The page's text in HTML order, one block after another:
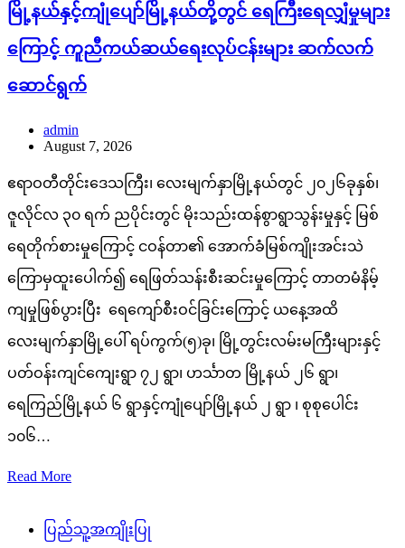
မြို့နယ်နှင့်ကျုံပျော်မြို့နယ်တို့တွင် ရေကြီးရေလျှံမှုများ
ကြောင့် ကူညီကယ်ဆယ်ရေးလုပ်ငန်းများ ဆက်လက်
ဆောင်ရွက်
admin
August 7, 2026
ဧရာဝတီတိုင်းဒေသကြီး၊ လေးမျက်နှာမြို့နယ်တွင် ၂၀၂၆ခုနှစ်၊
ဇူလိုင်လ ၃၀ ရက် ညပိုင်းတွင် မိုးသည်းထန်စွာရွာသွန်းမှုနှင့် မြစ်
ရေတိုက်စားမှုကြောင့် ငဝန်တာ၏ အောက်ခံမြစ်ကျိုးအင်းသဲ
ကြောမှထူးပေါက်၍ ရေဖြတ်သန်းစီးဆင်းမှုကြောင့် တာတမံနိမ့်
ကျမှုဖြစ်ပွားပြီး ရေကျော်စီးဝင်ခြင်းကြောင့် ယနေ့အထိ
လေးမျက်နှာမြို့ပေါ် ရပ်ကွက်(၅)ခု၊ မြို့တွင်းလမ်းမကြီးများနှင့်
ပတ်ဝန်းကျင်ကျေးရွာ ၇၂ ရွာ၊ ဟင်္သာတ မြို့နယ် ၂၆ ရွာ၊
ရေကြည်မြို့နယ် ၆ ရွာနှင့်ကျုံပျော်မြို့နယ် ၂ ရွာ ၊ စုစုပေါင်း
၁၀၆…
Read More
ပြည်သူ့အကျိုးပြု